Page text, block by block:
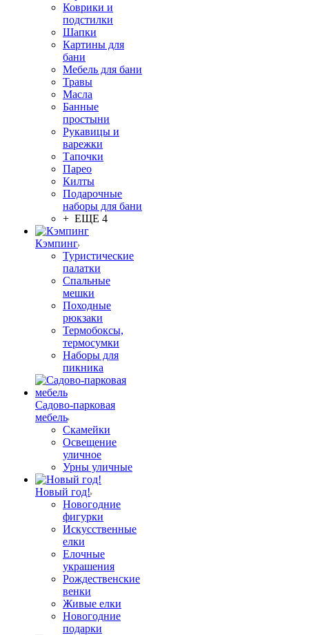
Коврики и
подстилки
Шапки
Картины для
бани
Мебель для бани
Травы
Масла
Банные
простыни
Рукавицы и
варежки
Тапочки
Парео
Килты
Подарочные
наборы для бани
+ ЕЩЕ 4
Кэмпинг
Туристические
палатки
Спальные
мешки
Походные
рюкзаки
Термобоксы,
термосумки
Наборы для
пикника
Садово-парковая
мебель
Скамейки
Освещение
уличное
Урны уличные
Новый год!
Новогодние
фигурки
Искусственные
елки
Елочные
украшения
Рождественские
венки
Живые елки
Новогодние
подарки